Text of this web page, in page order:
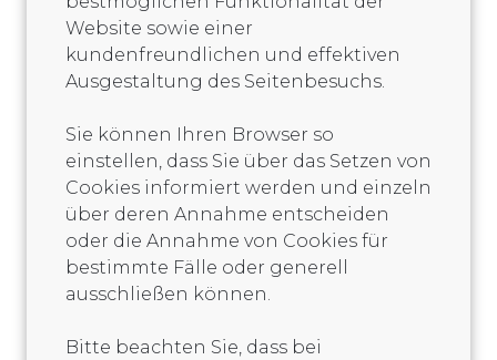
Website sowie einer
kundenfreundlichen und effektiven
Ausgestaltung des Seitenbesuchs.
Sie können Ihren Browser so
einstellen, dass Sie über das Setzen von
Cookies informiert werden und einzeln
über deren Annahme entscheiden
oder die Annahme von Cookies für
bestimmte Fälle oder generell
ausschließen können.
Bitte beachten Sie, dass bei